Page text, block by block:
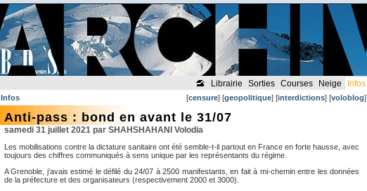
Librairie Sorties Courses Neige Infos
[censure] [geopolitique] [interdictions] [voloblog]
Infos
Anti-pass : bond en avant le 31/07
samedi 31 juillet 2021 par SHAHSHAHANI Volodia
Les mobilisations contre la dictature sanitaire ont été semble-t-il partout en France en forte hausse, avec
toujours des chiffres communiqués à sens unique par les représentants du régime.
A Grenoble, j’avais estimé le défilé du 24/07 à 2500 manifestants, en fait à mi-chemin entre les données
de la préfecture et des organisateurs (respectivement 2000 et 3000).